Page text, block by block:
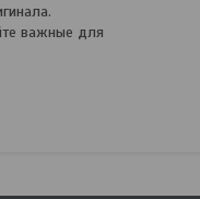
важные для